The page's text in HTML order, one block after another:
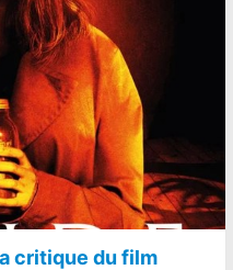
critique du film